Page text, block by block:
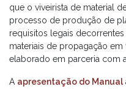
que o viveirista de material
processo de produção de
requisitos legais
materiais de propagação
elaborado em parceria com
A apresentação do Manual